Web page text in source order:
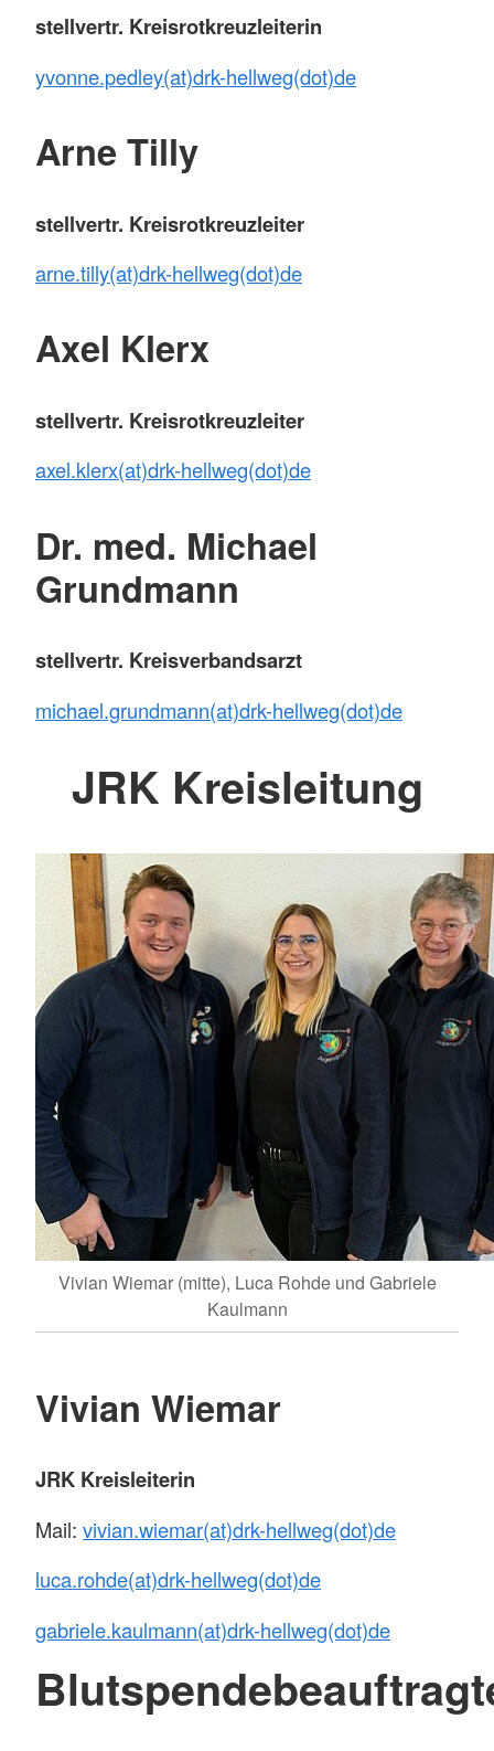
stellvertr. Kreisrotkreuzleiterin
yvonne.pedley(at)drk-hellweg(dot)de
Arne Tilly
stellvertr. Kreisrotkreuzleiter
arne.tilly(at)drk-hellweg(dot)de
Axel Klerx
stellvertr. Kreisrotkreuzleiter
axel.klerx(at)drk-hellweg(dot)de
Dr. med. Michael
Grundmann
stellvertr. Kreisverbandsarzt
michael.grundmann(at)drk-hellweg(dot)de
JRK Kreisleitung
Vivian Wiemar (mitte), Luca Rohde und Gabriele
Kaulmann
Vivian Wiemar
JRK Kreisleiterin
Mail: vivian.wiemar(at)drk-hellweg(dot)de
luca.rohde(at)drk-hellweg(dot)de
gabriele.kaulmann(at)drk-hellweg(dot)de